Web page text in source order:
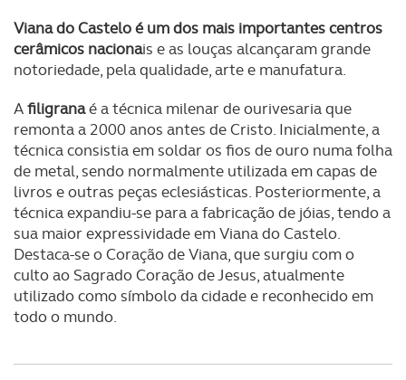
Viana do Castelo é um dos mais importantes centros
cerâmicos nacionais e as louças alcançaram grande
notoriedade, pela qualidade, arte e manufatura.
Afiligranaé a técnica milenar de ourivesaria que
remonta a 2000 anos antes de Cristo. Inicialmente, a
técnica consistia em soldar os fios de ouro numa folha
de metal, sendo normalmente utilizada em capas de
livros e outras peças eclesiásticas. Posteriormente, a
técnica expandiu-se para a fabricação de jóias, tendo a
sua maior expressividade em Viana do Castelo.
Destaca-se o Coração de Viana, que surgiu com o
culto ao Sagrado Coração de Jesus, atualmente
utilizado como símbolo da cidade e reconhecido em
todo o mundo.